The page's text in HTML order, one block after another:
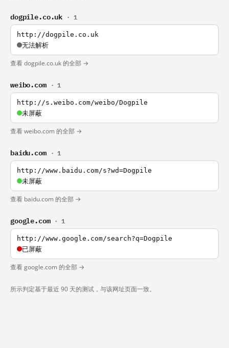
dogpile.co.uk · 1
http://dogpile.co.uk
无法解析
查看 dogpile.co.uk 的全部 →
weibo.com · 1
http://s.weibo.com/weibo/Dogpile
未屏蔽
查看 weibo.com 的全部 →
baidu.com · 1
http://www.baidu.com/s?wd=Dogpile
未屏蔽
查看 baidu.com 的全部 →
google.com · 1
http://www.google.com/search?q=Dogpile
已屏蔽
查看 google.com 的全部 →
所示判定基于最近 90 天的测试，与该网址页面一致。